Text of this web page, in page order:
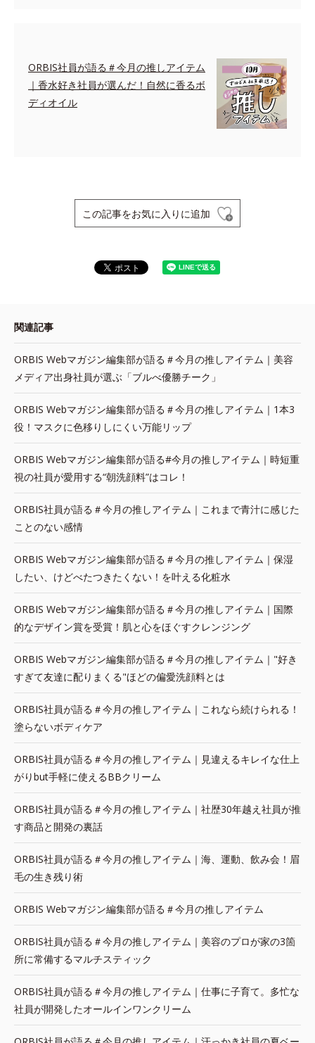
ORBIS社員が語る＃今月の推しアイテム
｜香水好き社員が選んだ！自然に香るボ
ディオイル
この記事をお気に入りに追加
関連記事
ORBIS Webマガジン編集部が語る＃今月の推しアイテム｜美容
メディア出身社員が選ぶ「ブルべ優勝チーク」
ORBIS Webマガジン編集部が語る＃今月の推しアイテム｜1本3
役！マスクに色移りしにくい万能リップ
ORBIS Webマガジン編集部が語る#今月の推しアイテム｜時短重
視の社員が愛用する“朝洗顔料”はコレ！
ORBIS社員が語る＃今月の推しアイテム｜これまで青汁に感じた
ことのない感情
ORBIS Webマガジン編集部が語る＃今月の推しアイテム｜保湿
したい、けどべたつきたくない！を叶える化粧水
ORBIS Webマガジン編集部が語る＃今月の推しアイテム｜国際
的なデザイン賞を受賞！肌と心をほぐすクレンジング
ORBIS Webマガジン編集部が語る＃今月の推しアイテム｜"好き
すぎて友達に配りまくる"ほどの偏愛洗顔料とは
ORBIS社員が語る＃今月の推しアイテム｜これなら続けられる！
塗らないボディケア
ORBIS社員が語る＃今月の推しアイテム｜見違えるキレイな仕上
がりbut手軽に使えるBBクリーム
ORBIS社員が語る＃今月の推しアイテム｜社歴30年越え社員が推
す商品と開発の裏話
ORBIS社員が語る＃今月の推しアイテム｜海、運動、飲み会！眉
毛の生き残り術
ORBIS Webマガジン編集部が語る＃今月の推しアイテム
ORBIS社員が語る＃今月の推しアイテム｜美容のプロが家の3箇
所に常備するマルチスティック
ORBIS社員が語る＃今月の推しアイテム｜仕事に子育て。多忙な
社員が開発したオールインワンクリーム